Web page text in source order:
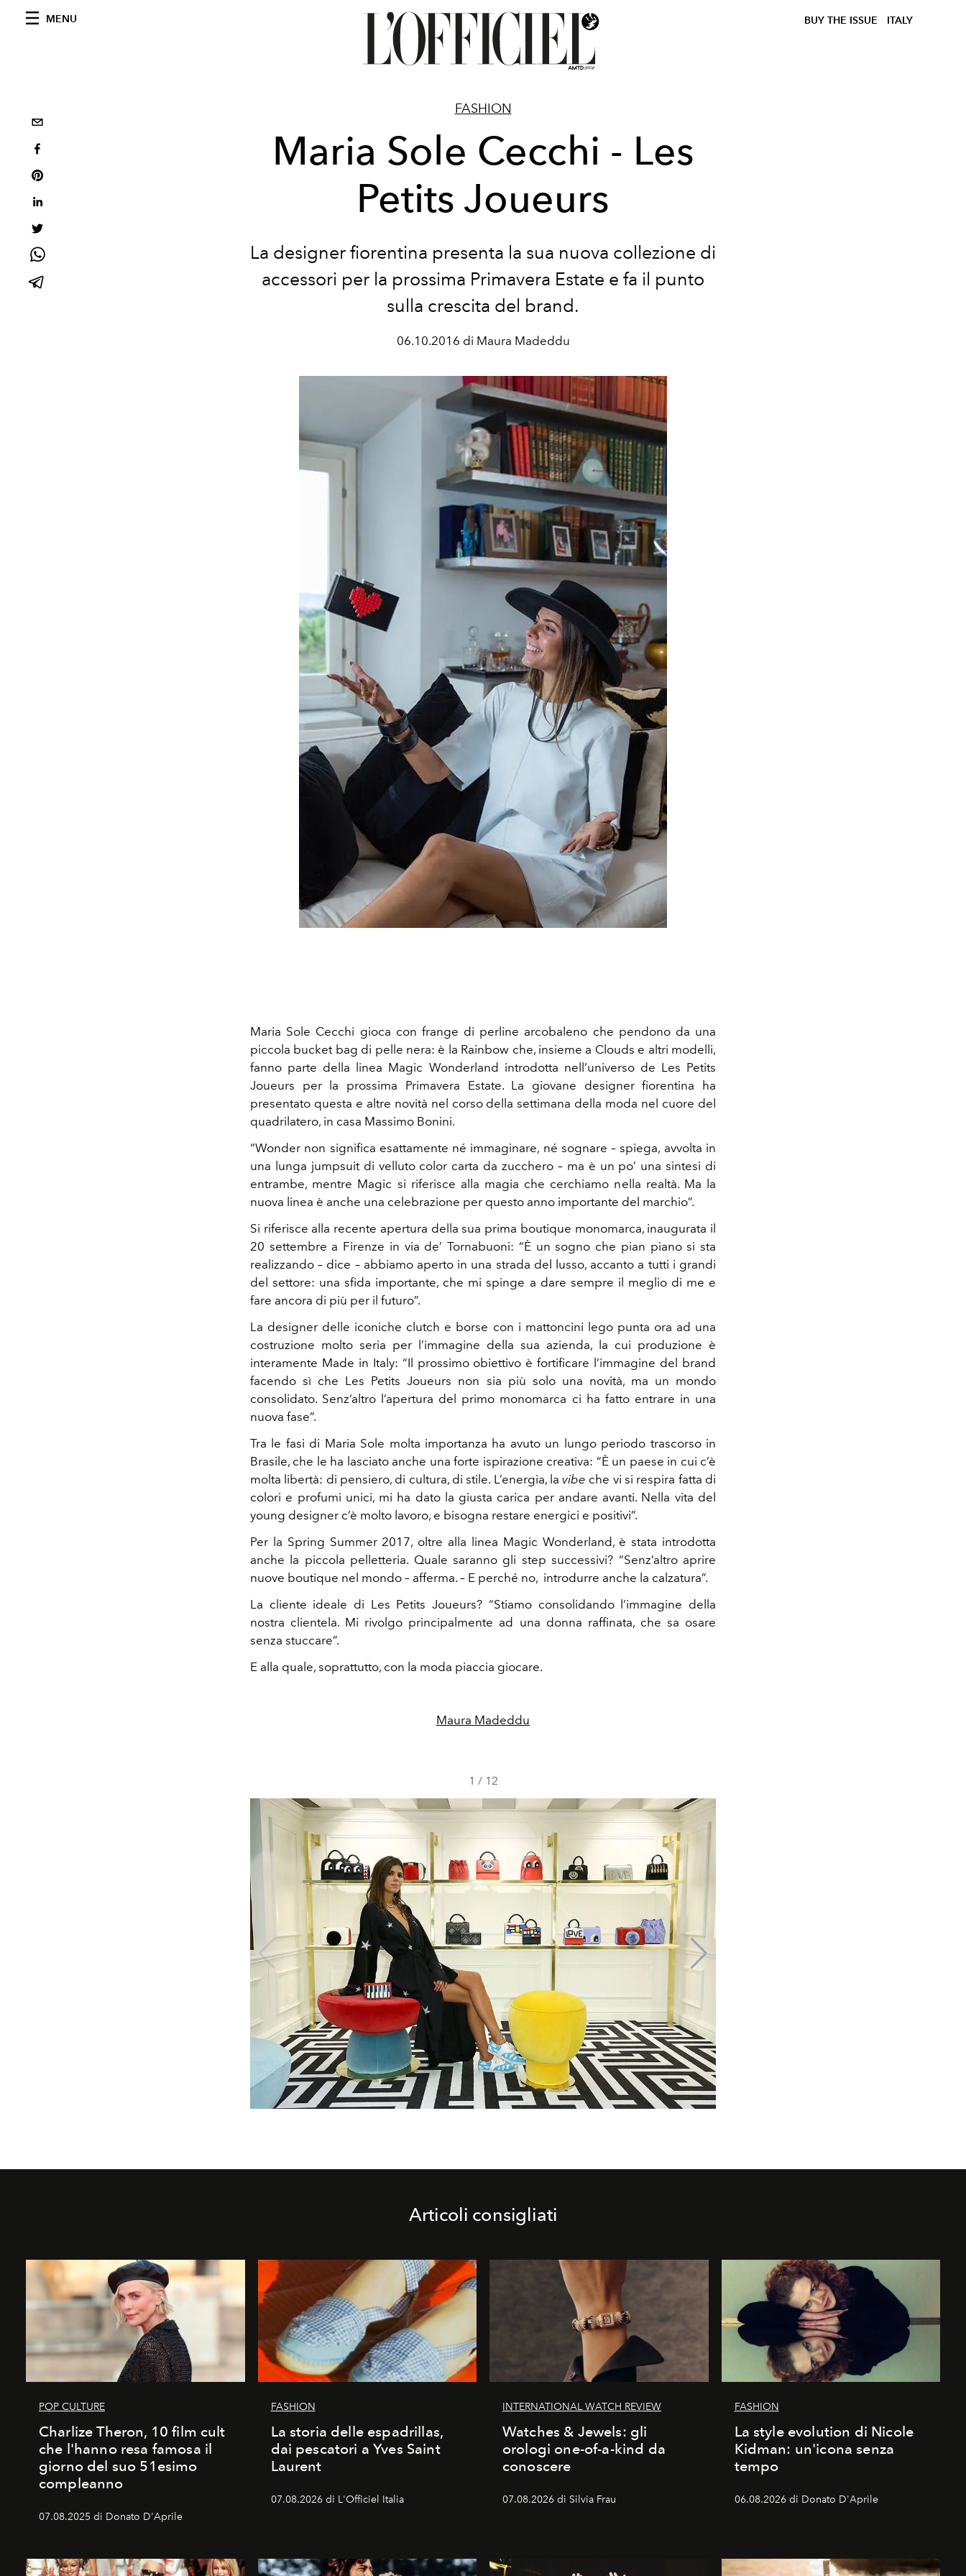
MENU BUY THE ISSUE ITALY
FASHION
Maria Sole Cecchi - Les
Petits Joueurs
La designer fiorentina presenta la sua nuova collezione di
accessori per la prossima Primavera Estate e fa il punto
sulla crescita del brand.
06.10.2016 di Maura Madeddu
Maria Sole Cecchi gioca con frange di perline arcobaleno che pendono da una
piccola bucket bag di pelle nera: è la Rainbow che, insieme a Clouds e altri modelli,
fanno parte della linea Magic Wonderland introdotta nell’universo de Les Petits
Joueurs per la prossima Primavera Estate. La giovane designer fiorentina ha
presentato questa e altre novità nel corso della settimana della moda nel cuore del
quadrilatero, in casa Massimo Bonini.
“Wonder non significa esattamente né immaginare, né sognare – spiega, avvolta in
una lunga jumpsuit di velluto color carta da zucchero – ma è un po’ una sintesi di
entrambe, mentre Magic si riferisce alla magia che cerchiamo nella realtà. Ma la
nuova linea è anche una celebrazione per questo anno importante del marchio”.
Si riferisce alla recente apertura della sua prima boutique monomarca, inaugurata il
20 settembre a Firenze in via de’ Tornabuoni: “È un sogno che pian piano si sta
realizzando – dice – abbiamo aperto in una strada del lusso, accanto a tutti i grandi
del settore: una sfida importante, che mi spinge a dare sempre il meglio di me e
fare ancora di più per il futuro”.
La designer delle iconiche clutch e borse con i mattoncini lego punta ora ad una
costruzione molto seria per l’immagine della sua azienda, la cui produzione è
interamente Made in Italy: “Il prossimo obiettivo è fortificare l’immagine del brand
facendo sì che Les Petits Joueurs non sia più solo una novità, ma un mondo
consolidato. Senz’altro l’apertura del primo monomarca ci ha fatto entrare in una
nuova fase”.
Tra le fasi di Maria Sole molta importanza ha avuto un lungo periodo trascorso in
Brasile, che le ha lasciato anche una forte ispirazione creativa: “È un paese in cui c’è
molta libertà: di pensiero, di cultura, di stile. L’energia, lavibe che vi si respira fatta di
colori e profumi unici, mi ha dato la giusta carica per andare avanti. Nella vita del
young designer c’è molto lavoro, e bisogna restare energici e positivi”.
Per la Spring Summer 2017, oltre alla linea Magic Wonderland, è stata introdotta
anche la piccola pelletteria. Quale saranno gli step successivi? “Senz’altro aprire
nuove boutique nel mondo – afferma. – E perché no, introdurre anche la calzatura”.
La cliente ideale di Les Petits Joueurs? “Stiamo consolidando l’immagine della
nostra clientela. Mi rivolgo principalmente ad una donna raffinata, che sa osare
senza stuccare”.
E alla quale, soprattutto, con la moda piaccia giocare.
Maura Madeddu
1 / 12
Articoli consigliati
POP CULTURE
Charlize Theron, 10 film cult
che l'hanno resa famosa il
giorno del suo 51esimo
compleanno
07.08.2025 di Donato D'Aprile
FASHION
La storia delle espadrillas,
dai pescatori a Yves Saint
Laurent
07.08.2026 di L'Officiel Italia
INTERNATIONAL WATCH REVIEW
Watches & Jewels: gli
orologi one-of-a-kind da
conoscere
07.08.2026 di Silvia Frau
FASHION
La style evolution di Nicole
Kidman: un'icona senza
tempo
06.08.2026 di Donato D'Aprile